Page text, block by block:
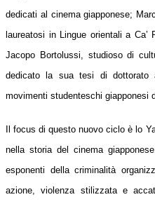
dedicati al cinema giapponese;
laureatosi in Lingue orientali a
Jacopo Bortolussi, studioso di
dedicato la sua tesi di dottorato
movimenti studenteschi giapponesi
Il focus di questo nuovo ciclo è lo
nella storia del cinema
esponenti della criminalità
azione, violenza stilizzata e